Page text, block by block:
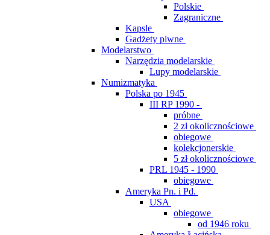
Polskie
Zagraniczne
Kapsle
Gadżety piwne
Modelarstwo
Narzędzia modelarskie
Lupy modelarskie
Numizmatyka
Polska po 1945
III RP 1990 -
próbne
2 zł okolicznościowe
obiegowe
kolekcjonerskie
5 zł okolicznościowe
PRL 1945 - 1990
obiegowe
Ameryka Pn. i Pd.
USA
obiegowe
od 1946 roku